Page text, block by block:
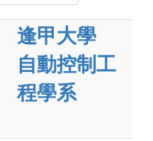
逢甲大學
自動控制工
程學系